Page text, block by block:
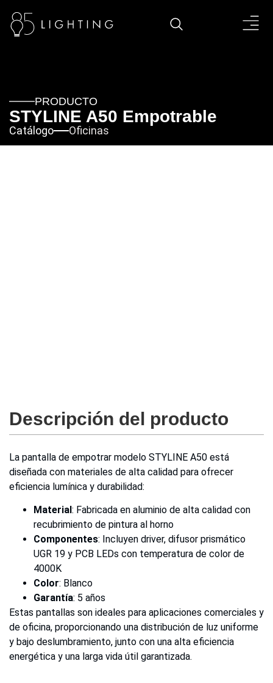
PRODUCTO
STYLINE A50 Empotrable
Catálogo Oficinas
Descripción del producto
La pantalla de empotrar modelo STYLINE A50 está
diseñada con materiales de alta calidad para ofrecer
eficiencia lumínica y durabilidad:
Material : Fabricada en aluminio de alta calidad con
recubrimiento de pintura al horno
Componentes: Incluyen driver, difusor prismático
UGR 19 y PCB LEDs con temperatura de color de
4000K
Color: Blanco
Garantía: 5 años
Estas pantallas son ideales para aplicaciones comerciales y
de oficina, proporcionando una distribución de luz uniforme
y bajo deslumbramiento, junto con una alta eficiencia
energética y una larga vida útil garantizada.